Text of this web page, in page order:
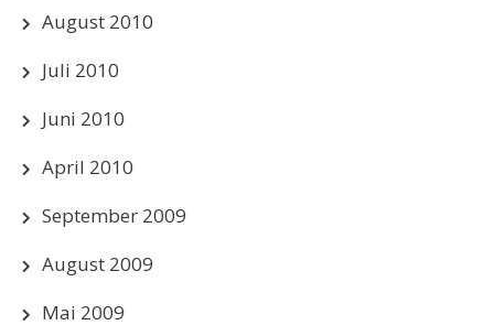
August 2010
Juli 2010
Juni 2010
April 2010
September 2009
August 2009
Mai 2009